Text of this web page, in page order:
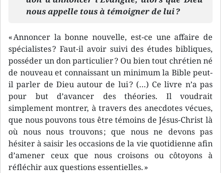
nous appelle tous à témoigner de lui ?
« Annoncer la bonne nouvelle, est-ce une affaire de
spécialistes ? Faut-il avoir suivi des études bibliques,
posséder un don particulier ? Ou bien tout chrétien né
de nouveau et connaissant un minimum la Bible peut-
il parler de Dieu autour de lui ? (…) Ce livre n’a pas
pour but d’avancer des théories. Il voudrait
simplement montrer, à travers des anecdotes vécues,
que nous pouvons tous être témoins de Jésus-Christ là
où nous nous trouvons ; que nous ne devons pas
hésiter à saisir les occasions de la vie quotidienne afin
d’amener ceux que nous croisons ou côtoyons à
réfléchir aux questions essentielles. »